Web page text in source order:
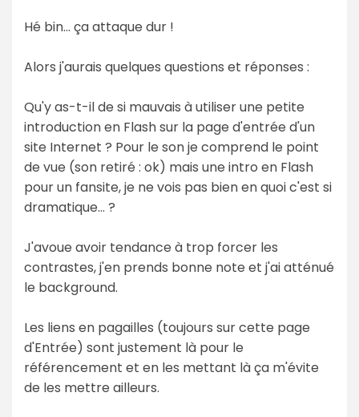
Hé bin... ça attaque dur !
Alors j'aurais quelques questions et réponses :
Qu'y as-t-il de si mauvais à utiliser une petite
introduction en Flash sur la page d'entrée d'un
site Internet ? Pour le son je comprend le point
de vue (son retiré : ok) mais une intro en Flash
pour un fansite, je ne vois pas bien en quoi c'est si
dramatique... ?
J'avoue avoir tendance à trop forcer les
contrastes, j'en prends bonne note et j'ai atténué
le background.
Les liens en pagailles (toujours sur cette page
d'Entrée) sont justement là pour le
référencement et en les mettant là ça m'évite
de les mettre ailleurs.